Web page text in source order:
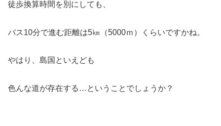
徒歩換算時間を別にしても、
バス10分で進む距離は5㎞（5000ｍ）くらいですかね。
やはり、島国といえども
色んな道が存在する…ということでしょうか？